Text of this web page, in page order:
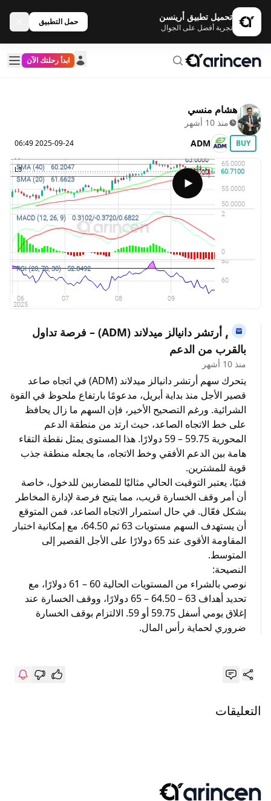
تحميل تطبيق أرينسن
تجربة أفضل على الجوال
حمل التطبيق
ابدأ رحلتك الآن
هشام منسي
منذ 10 أشهر
BUY
ADM
2025-09-24 06:49
سهم أرتشر دانيالز ميدلاند (ADM) – فرصة تداول
بالقرب من الدعم
منذ 10 أشهر
يتحرك سهم أرتشر دانيالز ميدلاند (ADM) في اتجاه صاعد
قصير الأجل منذ بداية أبريل، مدعومًا بارتفاع ملحوظ في القوة
الشرائية. ورغم التصحيح الأخير، فإن السهم ما زال يحافظ
على خط الاتجاه الصاعد، حيث ارتد من منطقة الدعم
المحورية 59.75 – 59 دولارًا. هذا المستوى يمثل نقطة التقاء
هامة بين الدعم الأفقي وخط الاتجاه، ما يجعله منطقة جذب
قوية للمشترين.
فنيًا، يعتبر التوقيت الحالي مثاليًا للمضاربين للدخول، خاصة
أن أمر وقف الخسارة قريب، مما يتيح فرصة لإدارة المخاطر
بشكل فعّال. في حال استمرار الاتجاه الصاعد، فمن المتوقع
أن يستهدف السهم مستويات 63 ثم 64.50، مع إمكانية اختبار
المقاومة الأقوى عند 65 دولارًا على الأجل القصير إلى
المتوسط.
النصيحة:
نوصي بالشراء من المستويات الحالية 60 – 61 دولارًا، مع
تحديد أهداف 63 – 64.50 – 65 دولارًا، ووقف الخسارة عند
إغلاق يومي أسفل 59.75 أو 59. الالتزام بوقف الخسارة
ضروري لحماية رأس المال.
التعليقات